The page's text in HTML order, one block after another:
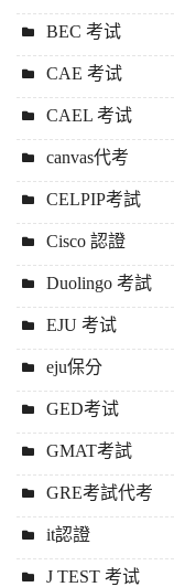
BEC 考试
CAE 考试
CAEL 考试
canvas代考
CELPIP考試
Cisco 認證
Duolingo 考試
EJU 考试
eju保分
GED考试
GMAT考試
GRE考試代考
it認證
J TEST 考试